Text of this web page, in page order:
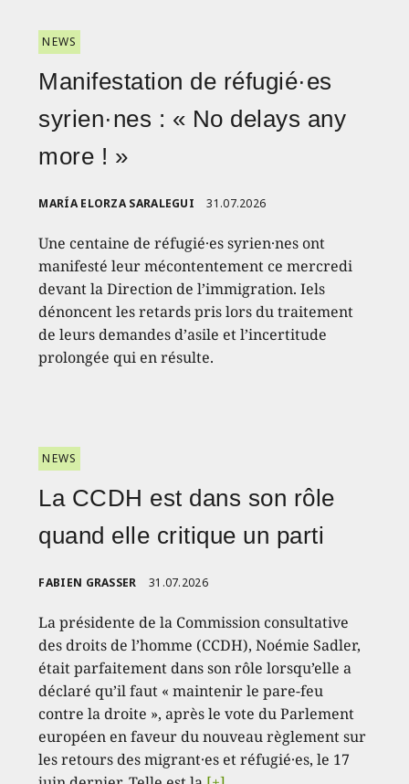
NEWS
Manifestation de réfugié·es
syrien·nes : « No delays any
more ! »
MARÍA ELORZA SARALEGUI 31.07.2026
Une centaine de réfugié·es syrien·nes ont
manifesté leur mécontentement ce mercredi
devant la Direction de l’immigration. Iels
dénoncent les retards pris lors du traitement
de leurs demandes d’asile et l’incertitude
prolongée qui en résulte.
NEWS
La CCDH est dans son rôle
quand elle critique un parti
FABIEN GRASSER 31.07.2026
La présidente de la Commission consultative
des droits de l’homme (CCDH), Noémie Sadler,
était parfaitement dans son rôle lorsqu’elle a
déclaré qu’il faut « maintenir le pare-feu
contre la droite », après le vote du Parlement
européen en faveur du nouveau règlement sur
les retours des migrant·es et réfugié·es, le 17